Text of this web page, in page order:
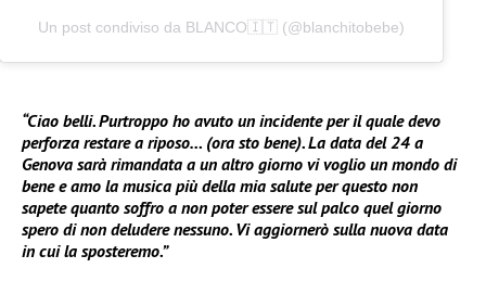
Un post condiviso da BLANCO🇮🇹 (@blanchitobebe)
“Ciao belli. Purtroppo ho avuto un incidente per il quale devo
perforza restare a riposo… (ora sto bene). La data del 24 a
Genova sarà rimandata a un altro giorno vi voglio un mondo di
bene e amo la musica più della mia salute per questo non
sapete quanto soffro a non poter essere sul palco quel giorno
spero di non deludere nessuno. Vi aggiornerò sulla nuova data
in cui la sposteremo.”